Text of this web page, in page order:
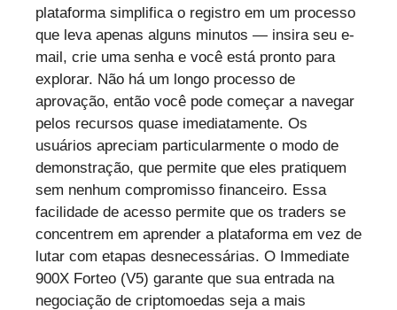
plataforma simplifica o registro em um processo
que leva apenas alguns minutos — insira seu e-
mail, crie uma senha e você está pronto para
explorar. Não há um longo processo de
aprovação, então você pode começar a navegar
pelos recursos quase imediatamente. Os
usuários apreciam particularmente o modo de
demonstração, que permite que eles pratiquem
sem nenhum compromisso financeiro. Essa
facilidade de acesso permite que os traders se
concentrem em aprender a plataforma em vez de
lutar com etapas desnecessárias. O Immediate
900X Forteo (V5) garante que sua entrada na
negociação de criptomoedas seja a mais